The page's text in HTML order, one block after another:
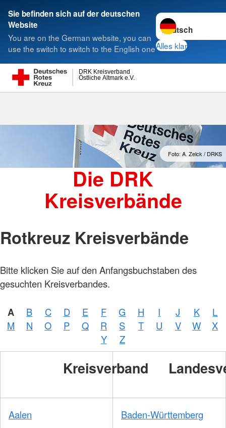
Sie befinden sich auf der deutschen
Website
You are on the German website, you can
use the switch to switch to the English one
Sprache wechseln
Alles klar
Östliche Altmark e.V.
DRK Kreisverband
Suche
Kreisverbände
Foto: A. Zelck / DRKS
Die DRK
Kreisverbände
Rotkreuz Kreisverbände
Bitte klicken Sie auf den Anfangsbuchstaben des
gesuchten Kreisverbandes.
A B C D E F G H I J K
L
M
N O P Q R S T U V W
X
Y
Z
Kreisverband
Aalen Baden-Württemberg